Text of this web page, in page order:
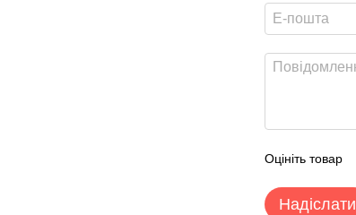
Оцініть товар
Надіслати